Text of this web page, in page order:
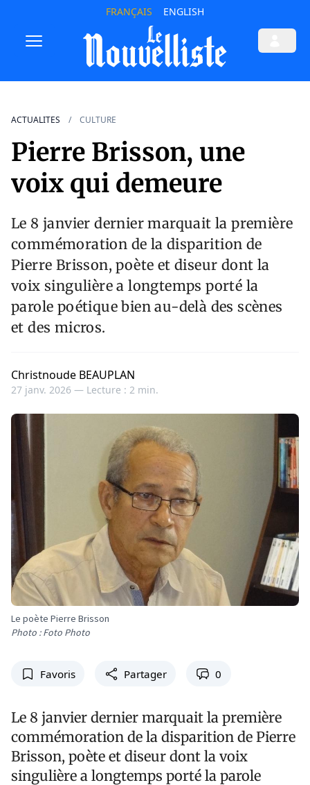
FRANÇAIS ENGLISH
ACTUALITES CULTURE
Pierre Brisson, une
voix qui demeure
Le 8 janvier dernier marquait la première
commémoration de la disparition de
Pierre Brisson, poète et diseur dont la
voix singulière a longtemps porté la
parole poétique bien au-delà des scènes
et des micros.
Christnoude BEAUPLAN
27 janv. 2026 — Lecture : 2 min.
Le poète Pierre Brisson
Photo : Foto Photo
Favoris Partager 0
Le 8 janvier dernier marquait la première
commémoration de la disparition de Pierre
Brisson, poète et diseur dont la voix
singulière a longtemps porté la parole